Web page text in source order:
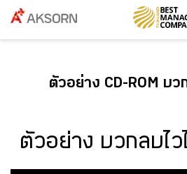
ตัวอย่าง CD-ROM บว
ตัวอย่าง บวกลบไ